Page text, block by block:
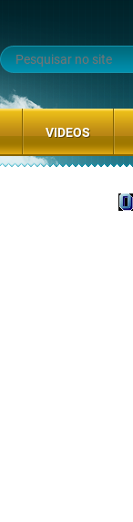
VIDEOS